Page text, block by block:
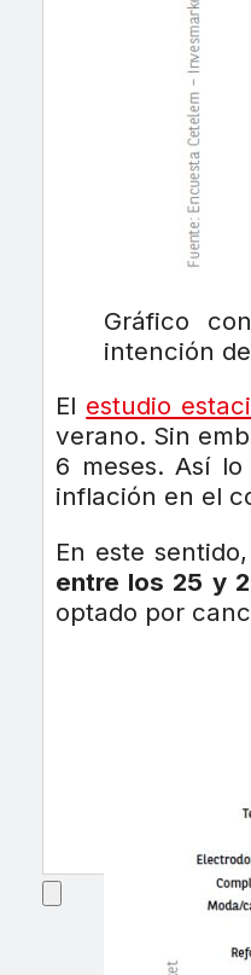
Gráfico
intención
El estudio
verano. Sin
6 meses. Así
inflación en el
En este
entre los 25 y
optado por